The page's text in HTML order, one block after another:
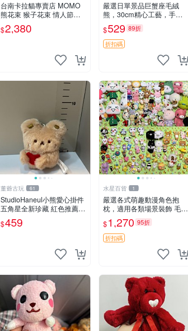
台南卡拉貓專賣店 MOMO
熊花束 猴子花束 情人節禮
物 二選一 可繡字 可今天寄
明天到
$2,380
嚴選日單景品巨蟹座毛絨
熊，30cm精心工藝，手感
軟糯推薦收藏送人 巨蟹座
毛絨玩具 精緻做工
$529 89折
折扣碼
董爺古玩 61
StudioHaneul小熊愛心掛件
五角星全新珍藏 紅色推薦收
藏 玩具掛飾 掛件 新品
$459
水星百貨 1
嚴選各式萌趣動漫角色抱
枕，適用各類場景裝飾 毛絨
玩具、卡通抱枕、趣味玩偶
$1,270 95折
折扣碼